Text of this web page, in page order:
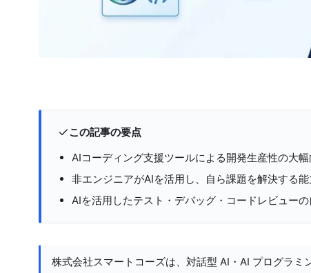
この記事の要点
AIコーディング支援ツールによる開発生産性の大
非エンジニアがAIを活用し、自ら課題を解決する
AIを活用したテスト・デバッグ・コードレビュー
株式会社スマートコーズは、対話型 AI・AI プログラ